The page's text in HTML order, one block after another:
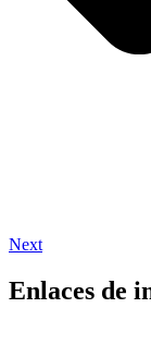
Next
Enlaces de